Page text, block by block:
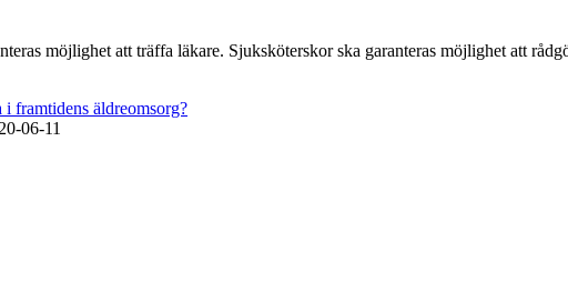
möjlighet att träffa läkare. Sjuksköterskor ska garanteras möjlighet att
i framtidens äldreomsorg?
06-11